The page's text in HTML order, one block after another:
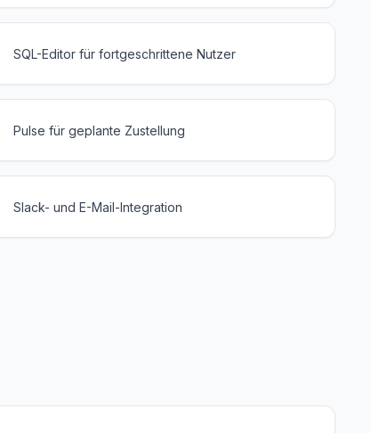
SQL-Editor für fortgeschrittene Nutzer
Pulse für geplante Zustellung
Slack- und E-Mail-Integration